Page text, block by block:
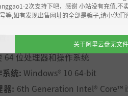
64 位处理器和操作系统
系统: Windows® 10 64-bit
器: 6th Generation Intel® Core™
2次支持下吧，感谢 小站没有充值.不
等,如有发现出售网址的全部是骗子,请小伙们
关于阿里云盘无文件